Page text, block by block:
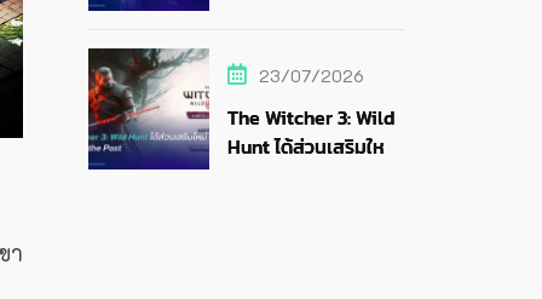
า
23/07/2026
The Witcher 3: Wild
Hunt ได้ส่วนเสริมใหม่